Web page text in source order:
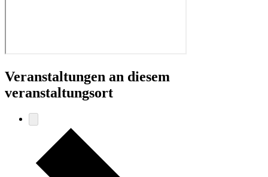
Veranstaltungen an diesem
veranstaltungsort